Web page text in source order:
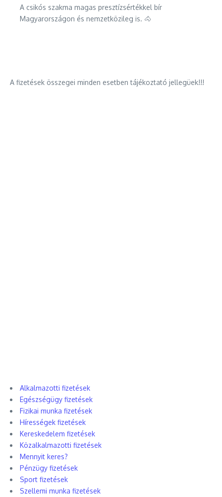
A csikós szakma magas presztízsértékkel bír
Magyarországon és nemzetközileg is. 🐴
A fizetések összegei minden esetben tájékoztató jellegüek!!!
Alkalmazotti fizetések
Egészségügy fizetések
Fizikai munka fizetések
Hírességek fizetések
Kereskedelem fizetések
Közalkalmazotti fizetések
Mennyit keres?
Pénzügy fizetések
Sport fizetések
Szellemi munka fizetések